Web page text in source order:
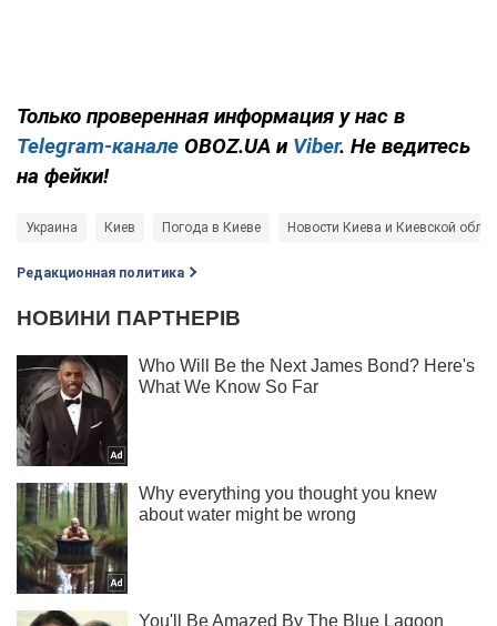
Только проверенная информация у нас в
Telegram-канале OBOZ.UA и Viber. Не ведитесь
на фейки!
Украина Киев Погода в Киеве Новости Киева и Киевской
Редакционная политика